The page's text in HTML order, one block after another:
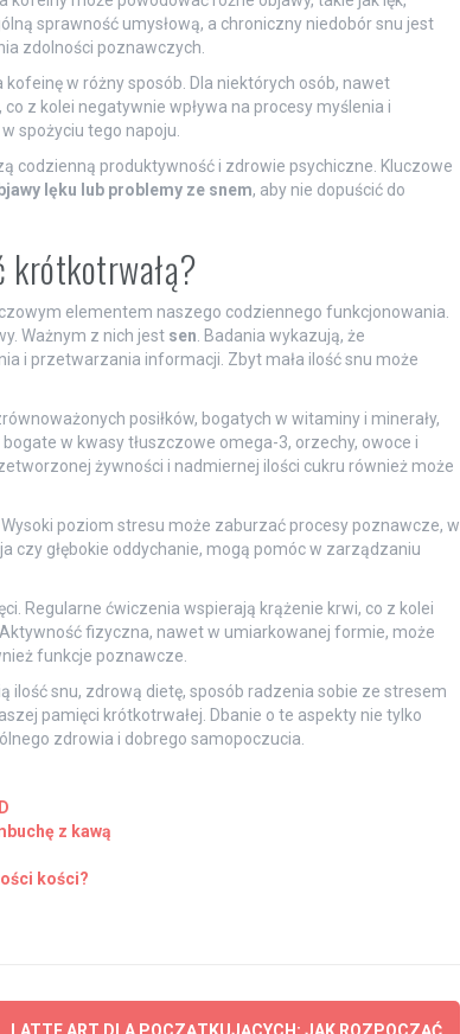
sprawność umysłową, a chroniczny niedobór snu jest
zdolności poznawczych.
w różny sposób. Dla niektórych osób, nawet
z kolei negatywnie wpływa na procesy myślenia i
spożyciu tego napoju.
codzienną produktywność i zdrowie psychiczne. Kluczowe
lęku lub problemy ze snem, aby nie dopuścić do
krótkotrwałą?
elementem naszego codziennego funkcjonowania.
Ważnym z nich jest sen . Badania wykazują, że
i przetwarzania informacji. Zbyt mała ilość snu może
posiłków, bogatych w witaminy i minerały,
w kwasy tłuszczowe omega-3, orzechy, owoce i
żywności i nadmiernej ilości cukru również może
poziom stresu może zaburzać procesy poznawcze, w
czy głębokie oddychanie, mogą pomóc w zarządzaniu
Regularne ćwiczenia wspierają krążenie krwi, co z kolei
fizyczna, nawet w umiarkowanej formie, może
funkcje poznawcze.
snu, zdrową dietę, sposób radzenia sobie ze stresem
pamięci krótkotrwałej. Dbanie o te aspekty nie tylko
zdrowia i dobrego samopoczucia.
z kawą
kości?
LATTE ART DLA POCZĄTKUJĄCYCH: JAK ROZPOCZĄĆ